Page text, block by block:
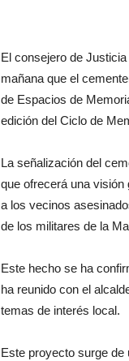
El consejero de
mañana que el
de Espacios de
edición del Ciclo de
La señalización del
que ofrecerá una visión
a los vecinos
de los militares de la
Este hecho se ha
ha reunido con el
temas de interés local.
Este proyecto surge